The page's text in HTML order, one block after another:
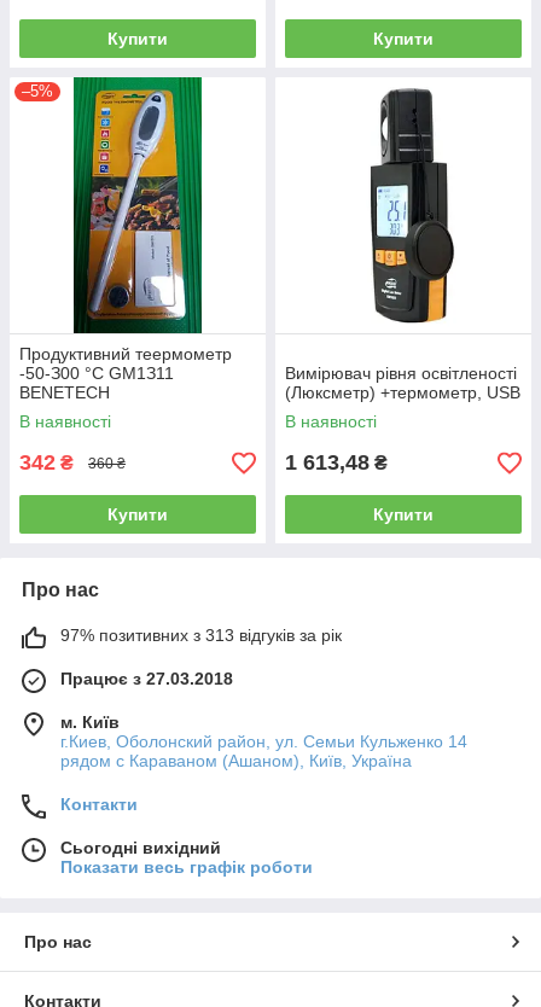
Купити Купити
–5%
Продуктивний теepмометр
-50-З00 °C GM1З11
BENETECH
В наявності
342 ₴ 360 ₴
Купити
Вимірювач рівня освітленості
(Люксметр) +термометр, USB
В наявності
1 613,48 ₴
Купити
Про нас
97% позитивних з 313 відгуків за рік
Працює з 27.03.2018
м. Київ
г.Киев, Оболонский район, ул. Семьи Кульженко 14
рядом с Караваном (Ашаном), Київ, Україна
Контакти
Сьогодні вихідний
Показати весь графік роботи
Про нас
Контакти